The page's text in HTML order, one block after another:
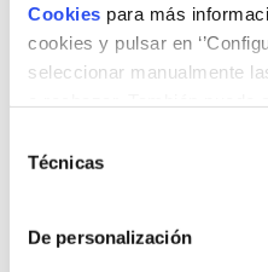
Cookies para más
cookies y pulsar en
seleccionar manualmente
Técnicas
De personalización
de cambio climático, medio
Óscar Barrero , socio
España
Luis Robles, socio,
11:30 Clausura
,